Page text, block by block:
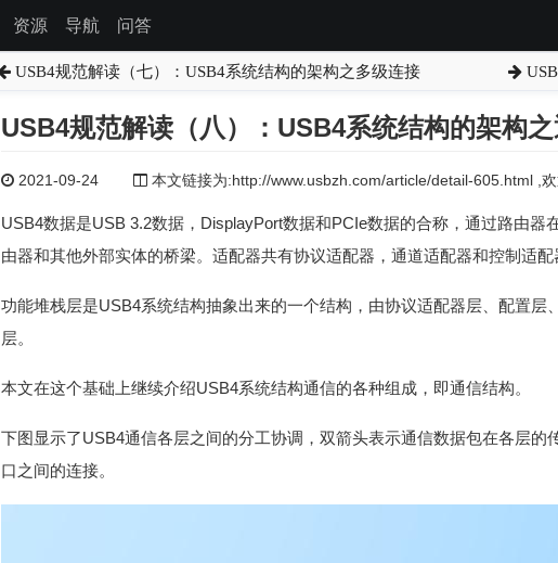
资源 导航 问答
USB4规范解读（七）：USB4系统结构的架构之多级连接
USB4规范解读（八）：USB4系统结构的架构
2021-09-24 本文链接为:http://www.usbzh.com/article/detail-605.html ,欢
USB4数据是USB 3.2数据，DisplayPort数据和PCIe数据的合称，通过路由
由器和其他外部实体的桥梁。适配器共有协议适配器，通道适配器和控制适
功能堆栈层是USB4系统结构抽象出来的一个结构，由协议适配器层、配置
层。
本文在这个基础上继续介绍USB4系统结构通信的各种组成，即通信结构。
下图显示了USB4通信各层之间的分工协调，双箭头表示通信数据包在各层
口之间的连接。